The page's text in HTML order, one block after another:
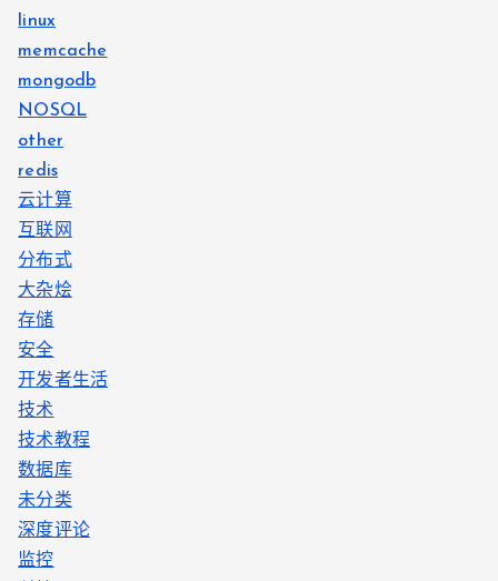
3.6/helloworld.o -o /Users/fisher/tools/
linux
memcache
mongodb
NOSQL
other
redis
云计算
互联网
分布式
大杂烩
存储
安全
开发者生活
技术
技术教程
数据库
未分类
深度评论
监控